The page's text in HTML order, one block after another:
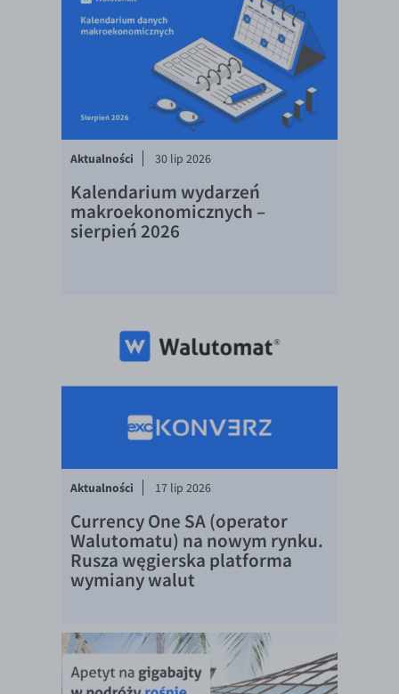
Aktualności 30 lip 2026
Kalendarium wydarzeń
makroekonomicznych –
sierpień 2026
Aktualności 17 lip 2026
Currency One SA (operator
Walutomatu) na nowym rynku.
Rusza węgierska platforma
wymiany walut